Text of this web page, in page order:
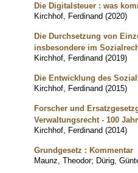
Die Digitalsteuer : was
Kirchhof, Ferdinand (2020)
Die Durchsetzung von
insbesondere im
Kirchhof, Ferdinand (2019)
Die Entwicklung des
Kirchhof, Ferdinand (2015)
Forscher und
Verwaltungsrecht - 100
Kirchhof, Ferdinand (2014)
Grundgesetz : Kommentar
Maunz, Theodor; Dürig,